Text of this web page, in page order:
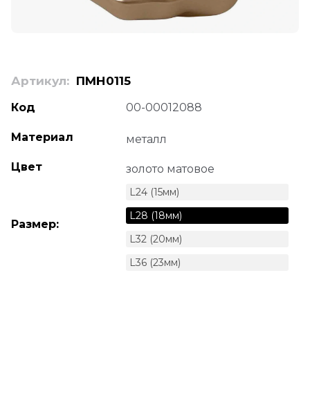
Артикул: ПМН0115
Код 00-00012088
Материал металл
Цвет золото матовое
Размер:
L24 (15мм)
L28 (18мм)
L32 (20мм)
L36 (23мм)